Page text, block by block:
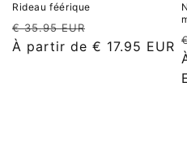
Rideau féérique
Prix
habituel
€ 35.95 EUR
promotionnel
À partir de € 17.95 EUR